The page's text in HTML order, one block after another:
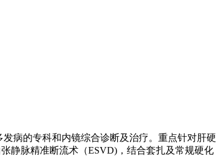
病的专科和内镜综合诊断及治疗。重点针对肝硬
静脉精准断流术（ESVD) ，结合套扎及常规硬化